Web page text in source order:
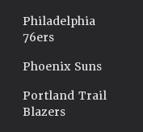
Philadelphia
76ers
Phoenix Suns
Portland Trail
Blazers